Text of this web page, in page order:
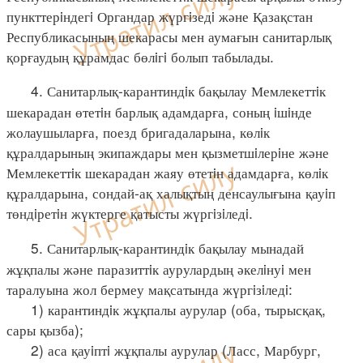
пункттерiндегi Органдар жүргiзедi және Қазақстан
Республикасының шекарасы мен аумағын санитарлық
қорғаудың құрамдас бөлiгi болып табылады.
4. Санитарлық-карантиндiк бақылау Мемлекеттiк
шекарадан өтетiн барлық адамдарға, соның iшiнде
жолаушыларға, поезд бригадаларына, көлiк
құралдарының экипаждары мен қызметшiлерiне және
Мемлекеттiк шекарадан жаяу өтетiн адамдарға, көлiк
құралдарына, сондай-ақ халықтың денсаулығына қауiп
төндiретiн жүктерге қатысты жүргiзiледi.
5. Санитарлық-карантиндiк бақылау мынадай
жұқпалы және паразиттiк аурулардың әкелiнуi мен
таралуына жол бермеу мақсатында жүргiзiледi:
1) карантиндiк жұқпалы аурулар (оба, тырысқақ,
сары қызба);
2) аса қауiптi жұқпалы аурулар (Ласс, Марбург,